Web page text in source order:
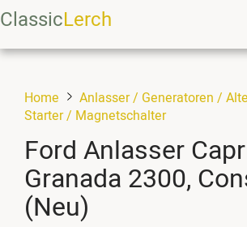
ClassicLerch
Home
Anlasser / Generatoren /
Starter / Magnetschalter
Ford Anlasser
Granada 2300,
(Neu)